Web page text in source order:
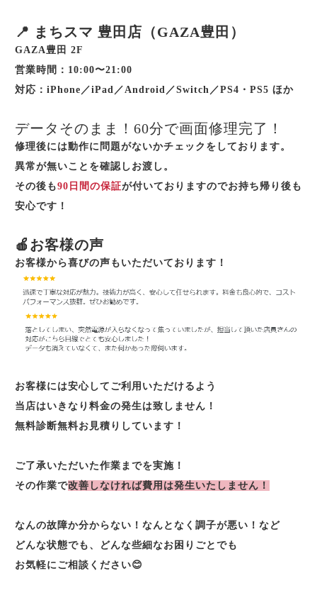
📍 まちスマ 豊田店（GAZA豊田）
GAZA豊田 2F
営業時間：10:00〜21:00
対応：iPhone／iPad／Android／Switch／PS4・PS5 ほか
データそのまま！60分で画面修理完了！
修理後には動作に問題がないかチェックをしております。
異常が無いことを確認しお渡し。
その後も90日間の保証が付いておりますのでお持ち帰り後も
安心です！
🍎お客様の声
お客様から喜びの声もいただいております！
お客様には安心してご利用いただけるよう
当店はいきなり料金の発生は致しません！
無料診断無料お見積りしています！
ご了承いただいた作業までを実施！
その作業で改善しなければ費用は発生いたしません！
なんの故障か分からない！なんとなく調子が悪い！など
どんな状態でも、どんな些細なお困りごとでも
お気軽にご相談ください😊